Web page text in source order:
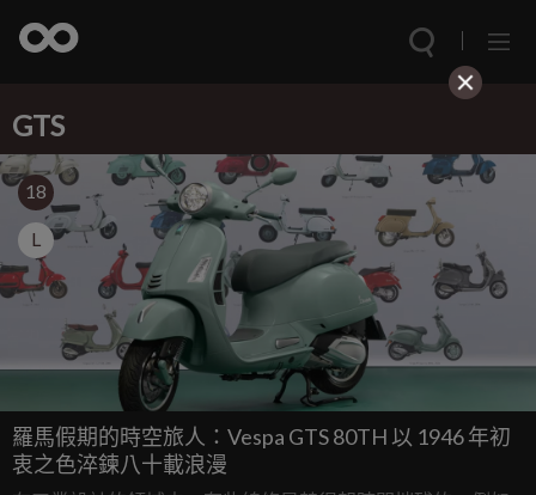
GTS
18
L
羅馬假期的時空旅人：Vespa GTS 80TH 以 1946 年初
衷之色淬鍊八十載浪漫